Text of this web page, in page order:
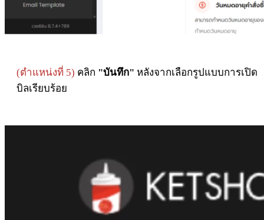
(ตำแหน่งที่ 5) คลิก "บันทึก" หลังจากเลือกรูปแบบการเปิด
บิลเรียบร้อย